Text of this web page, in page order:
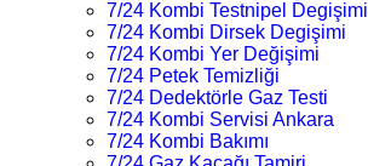
7/24 Kombi Testnipel Degişimi
7/24 Kombi Dirsek Degişimi
7/24 Kombi Yer Değişimi
7/24 Petek Temizliği
7/24 Dedektörle Gaz Testi
7/24 Kombi Servisi Ankara
7/24 Kombi Bakımı